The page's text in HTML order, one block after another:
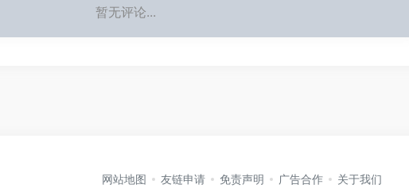
暂无评论...
网站地图 友链申请 免责声明 广告合作 关于我们